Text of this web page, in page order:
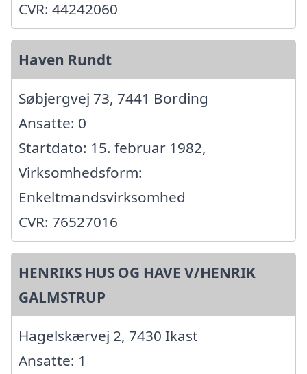
CVR: 44242060
Haven Rundt
Søbjergvej 73, 7441 Bording
Ansatte: 0
Startdato: 15. februar 1982,
Virksomhedsform:
Enkeltmandsvirksomhed
CVR: 76527016
HENRIKS HUS OG HAVE V/HENRIK
GALMSTRUP
Hagelskærvej 2, 7430 Ikast
Ansatte: 1